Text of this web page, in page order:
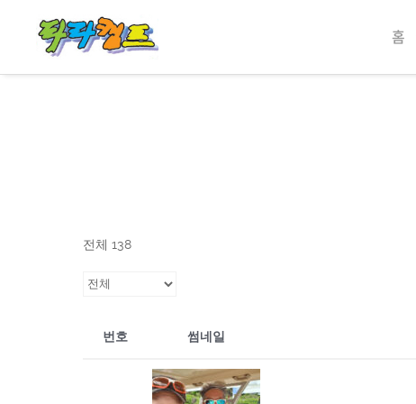
홈
전체 138
번호 썸네일